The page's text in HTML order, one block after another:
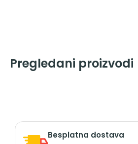
Pregledani proizvodi
Besplatna dostava